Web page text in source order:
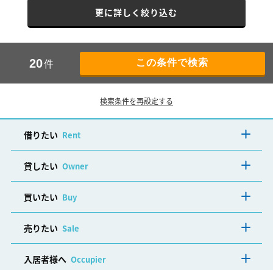
更に詳しく絞り込む
20件
検索条件を再設定する
借りたい Rent
貸したい Owner
買いたい Buy
売りたい Sale
入居者様へ Occupier